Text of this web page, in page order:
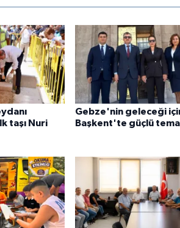
taşı Nuri
Gebze'nin geleceği
Başkent'te güçlü